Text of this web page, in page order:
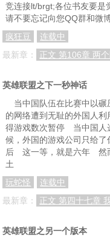
竞连接lt/brgt;各位书友要是
请不要忘记向您QQ群和微
疯狂豆
连载中
最新章：
正文 第106章 两
英雄联盟之下一秒神话
当中国队伍在比赛中以
的网络遭到无耻的外国人
得游戏数次暂停 当中国人
候，外国的游戏公司只给
后 这一等，就是六年 然
土
玩蛇怪
连载中
最新章：
正文 第四十七章
英雄联盟之另一个版本